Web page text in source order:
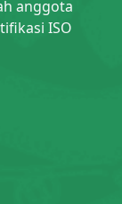
anggota
ISO